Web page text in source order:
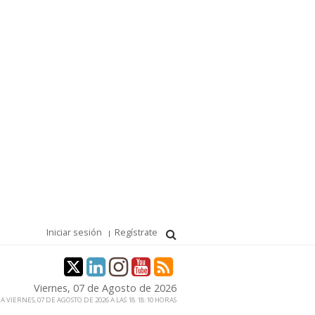
Iniciar sesión Regístrate
Viernes, 07 de Agosto de 2026
VIERNES, 07 DE AGOSTO DE 2026 A LAS 18:18:10 HORAS